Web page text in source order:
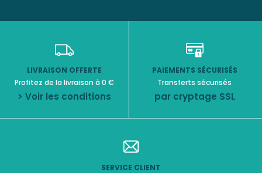
LIVRAISON OFFERTE
Profitez de la livraison à 0 €
> Voir les conditions
PAIEMENTS SÉCURISÉS
Transferts sécurisés
par cryptage SSL
SERVICE CLIENT